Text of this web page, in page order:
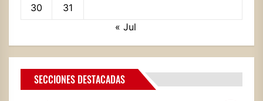
30
31
« Jul
SECCIONES DESTACADAS